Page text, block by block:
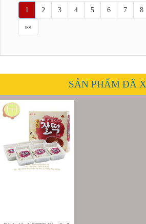
1 2 3 4 5 6 7 8
»»
SẢN PHẨM ĐÃ